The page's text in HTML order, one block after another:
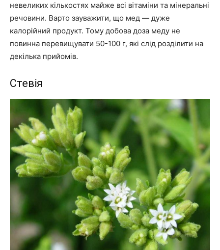
невеликих кількостях майже всі вітаміни та мінеральні
речовини. Варто зауважити, що мед — дуже
калорійний продукт. Тому добова доза меду не
повинна перевищувати 50-100 г, які слід розділити на
декілька прийомів.
Стевія